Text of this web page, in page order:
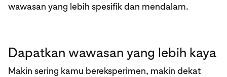
wawasan yang lebih spesifik dan mendalam.
Dapatkan wawasan yang lebih kaya
Makin sering kamu bereksperimen, makin dekat